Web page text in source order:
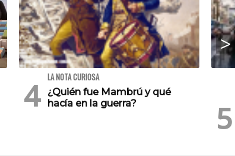
LA NOTA CURIOSA
¿Quién fue Mambrú y qué
hacía en la guerra?